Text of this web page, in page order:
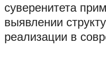
суверенитета
выявлении
реализации в